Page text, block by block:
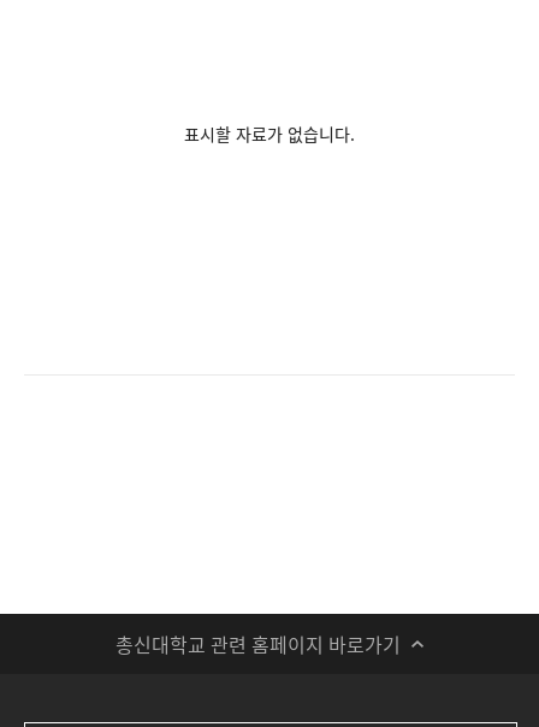
표시할 자료가 없습니다.
총신대학교 관련 홈페이지 바로가기